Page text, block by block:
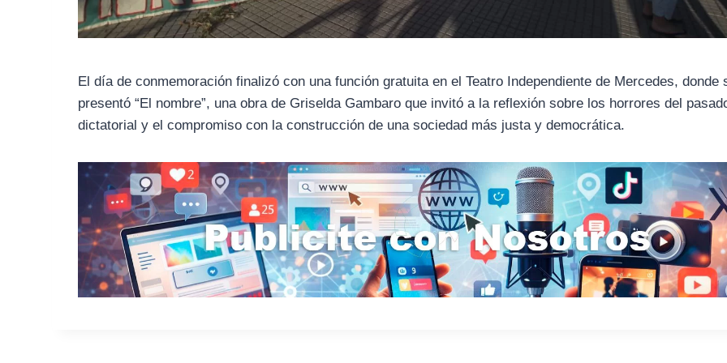
El día de conmemoración finalizó con una función gratuita en el Teatro Independiente de Mercedes, donde
presentó “El nombre”, una obra de Griselda Gambaro que invitó a la reflexión sobre los horrores del
dictatorial y el compromiso con la construcción de una sociedad más justa y democrática.